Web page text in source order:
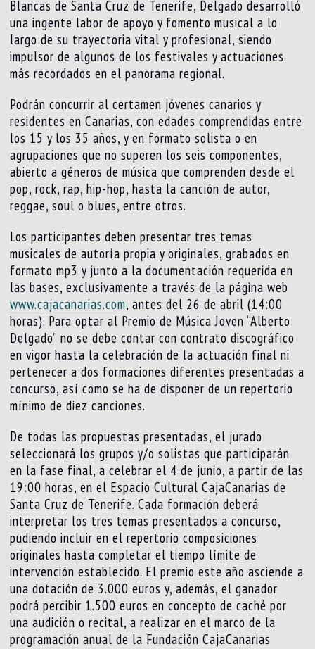
Blancas de Santa Cruz de Tenerife, Delgado desarrolló
una ingente labor de apoyo y fomento musical a lo
largo de su trayectoria vital y profesional, siendo
impulsor de algunos de los festivales y actuaciones
más recordados en el panorama regional.
Podrán concurrir al certamen jóvenes canarios y
residentes en Canarias, con edades comprendidas entre
los 15 y los 35 años, y en formato solista o en
agrupaciones que no superen los seis componentes,
abierto a géneros de música que comprenden desde el
pop, rock, rap, hip-hop, hasta la canción de autor,
reggae, soul o blues, entre otros.
Los participantes deben presentar tres temas
musicales de autoría propia y originales, grabados en
formato mp3 y junto a la documentación requerida en
las bases, exclusivamente a través de la página web
www.cajacanarias.com, antes del 26 de abril (14:00
horas). Para optar al Premio de Música Joven “Alberto
Delgado” no se debe contar con contrato discográfico
en vigor hasta la celebración de la actuación final ni
pertenecer a dos formaciones diferentes presentadas a
concurso, así como se ha de disponer de un repertorio
mínimo de diez canciones.
De todas las propuestas presentadas, el jurado
seleccionará los grupos y/o solistas que participarán
en la fase final, a celebrar el 4 de junio, a partir de las
19:00 horas, en el Espacio Cultural CajaCanarias de
Santa Cruz de Tenerife. Cada formación deberá
interpretar los tres temas presentados a concurso,
pudiendo incluir en el repertorio composiciones
originales hasta completar el tiempo límite de
intervención establecido. El premio este año asciende a
una dotación de 3.000 euros y, además, el ganador
podrá percibir 1.500 euros en concepto de caché por
una audición o recital, a realizar en el marco de la
programación anual de la Fundación CajaCanarias